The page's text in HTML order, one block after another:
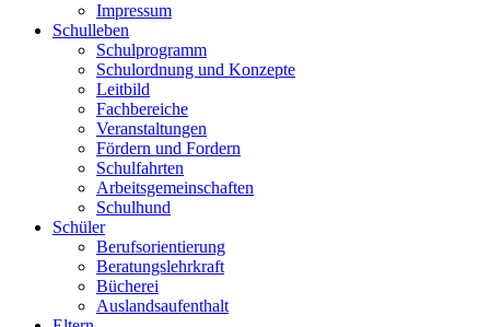
Impressum
Schulleben
Schulprogramm
Schulordnung und Konzepte
Leitbild
Fachbereiche
Veranstaltungen
Fördern und Fordern
Schulfahrten
Arbeitsgemeinschaften
Schulhund
Schüler
Berufsorientierung
Beratungslehrkraft
Bücherei
Auslandsaufenthalt